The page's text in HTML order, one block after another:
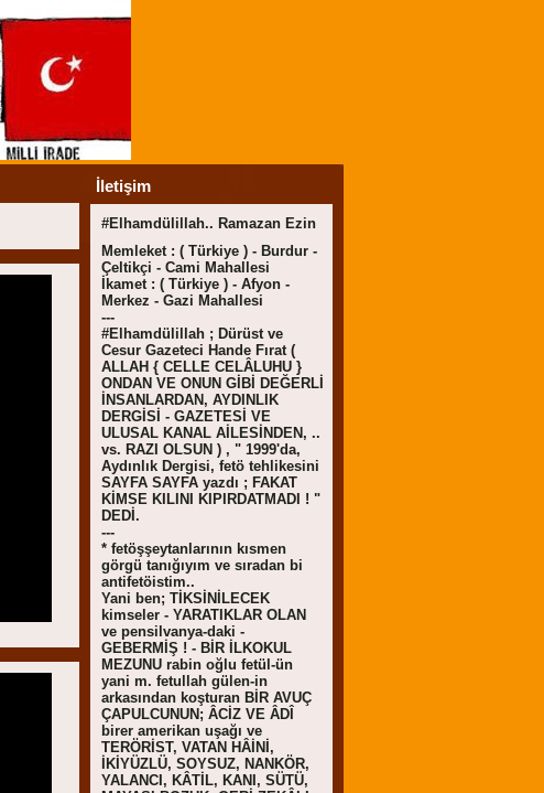
İletişim
#Elhamdülillah.. Ramazan Ezin
Memleket : ( Türkiye ) - Burdur -
Çeltikçi - Cami Mahallesi
İkamet : ( Türkiye ) - Afyon -
Merkez - Gazi Mahallesi
---
#Elhamdülillah ; Dürüst ve
Cesur Gazeteci Hande Fırat (
ALLAH { CELLE CELÂLUHU }
ONDAN VE ONUN GİBİ DEĞERLİ
İNSANLARDAN, AYDINLIK
DERGİSİ - GAZETESİ VE
ULUSAL KANAL AİLESİNDEN, ..
vs. RAZI OLSUN ) , " 1999'da,
Aydınlık Dergisi, fetö tehlikesini
SAYFA SAYFA yazdı ; FAKAT
KİMSE KILINI KIPIRDATMADI ! "
DEDİ.
---
* fetöşşeytanlarının kısmen
görgü tanığıyım ve sıradan bi
antifetöistim..
Yani ben; TİKSİNİLECEK
kimseler - YARATIKLAR OLAN
ve pensilvanya-daki -
GEBERMİŞ ! - BİR İLKOKUL
MEZUNU rabin oğlu fetül-ün
yani m. fetullah gülen-in
arkasından koşturan BİR AVUÇ
ÇAPULCUNUN; ÂCİZ VE ÂDÎ
birer amerikan uşağı ve
TERÖRİST, VATAN HÂİNİ,
İKİYÜZLÜ, SOYSUZ, NANKÖR,
YALANCI, KÂTİL, KANI, SÜTÜ,